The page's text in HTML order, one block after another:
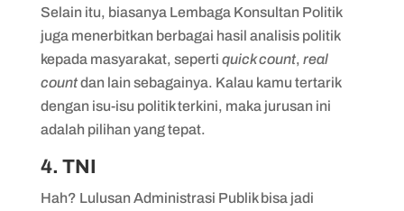
Selain itu, biasanya Lembaga Konsultan Politik
juga menerbitkan berbagai hasil analisis politik
kepada masyarakat, seperti quick count, real
countdan lain sebagainya. Kalau kamu tertarik
dengan isu-isu politik terkini, maka jurusan ini
adalah pilihan yang tepat.
4. TNI
Hah? Lulusan Administrasi Publik bisa jadi